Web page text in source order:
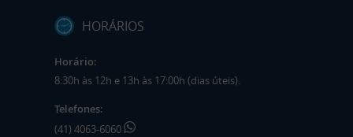
HORÁRIOS
Horário:
8:30h às 12h e 13h às 17:00h (dias úteis).
Telefones:
(41) 4063-6060